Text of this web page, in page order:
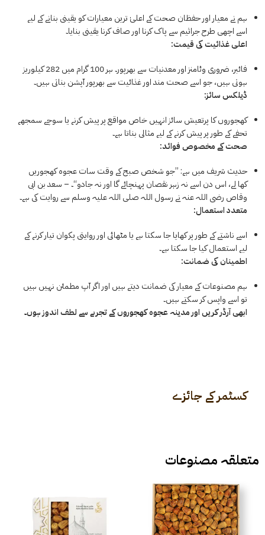
ہم نے معیار اور حفظان صحت کے اعلیٰ ترین معیارات کو یقینی بنانے کے لیے
اسے اچھی طرح جراثیم سے پاک کرنا اور صاف کرنا یقینی بنایا۔
اعلی غذائیت کی قیمت:
فائبر، ضروری وٹامنز اور معدنیات سے بھرپور۔ ہر 100 گرام میں 282 کیلوریز
ہوتی ہیں، جو اسے صحت مند اور غذائیت سے بھرپور آپشن بناتی ہیں۔
ڈیلکس سائز:
کھجوروں کا پرتعیش سائز انہیں خاص مواقع پر پیش کرنے یا سوچے سمجھے
تحفے کے طور پر پیش کرنے کے لیے مثالی بناتا ہے۔
صحت کے مخصوص فوائد:
حدیث شریف میں ہے: ’’جو شخص صبح کے وقت سات عجوہ کھجوریں
کھا لے، اس دن اسے نہ زہر نقصان پہنچائے گا اور نہ جادو‘‘۔ – سعد بن ابی
وقاص رضی اللہ عنہ نے رسول اللہ صلی اللہ علیہ وسلم سے روایت کی ہے۔
متعدد استعمال:
اسے ناشتے کے طور پر کھایا جا سکتا ہے یا مٹھائی اور روایتی پکوان تیار کرنے کے
لیے استعمال کیا جا سکتا ہے۔
اطمینان کی ضمانت:
ہم مصنوعات کے معیار کی ضمانت دیتے ہیں اور اگر آپ مطمئن نہیں ہیں
تو اسے واپس کر سکتے ہیں۔
ابھی آرڈر کریں اور مدینہ عجوہ کھجوروں کے تجربے سے لطف اندوز ہوں۔
کسٹمر کے جائزے
متعلقہ مصنوعات